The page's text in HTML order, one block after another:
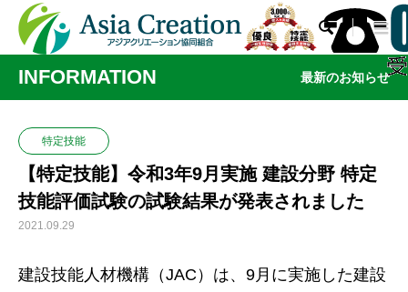

INFORMATION 最新のお知らせ
特定技能
【特定技能】令和3年9月実施 建設分野 特定
技能評価試験の試験結果が発表されました
2021.09.29
建設技能人材機構（JAC）は、9月に実施した建設